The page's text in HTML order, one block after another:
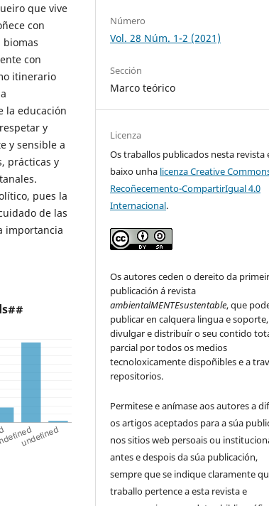
que vive
con
con
itinerario
la educación
y
y sensible a
prácticas y
pues la
de las
importancia
Número
Vol. 28 Núm. 1-2 (2021)
Sección
Marco teórico
Licenza
Os traballos publicados nesta revista
baixo unha licenza Creative
Recoñecemento-CompartirIgual 4.0
Internacional.
Os autores ceden o dereito da
publicación á revista
ambientalMENTEsustentable, que
publicar en calquera lingua e soporte,
divulgar e distribuír o seu contido
parcial por todos os medios
tecnoloxicamente dispoñibles e a
repositorios.
Permitese e anímase aos autores a
os artigos aceptados para a súa
nos sitios web persoais ou
antes e despois da súa publicación,
sempreque se indique claramente
traballo pertence a esta revista e